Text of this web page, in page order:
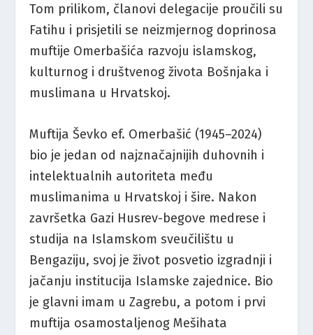
Tom prilikom, članovi delegacije proučili su
Fatihu i prisjetili se neizmjernog doprinosa
muftije Omerbašića razvoju islamskog,
kulturnog i društvenog života Bošnjaka i
muslimana u Hrvatskoj.
Muftija Ševko ef. Omerbašić (1945–2024)
bio je jedan od najznačajnijih duhovnih i
intelektualnih autoriteta među
muslimanima u Hrvatskoj i šire. Nakon
završetka Gazi Husrev-begove medrese i
studija na Islamskom sveučilištu u
Bengaziju, svoj je život posvetio izgradnji i
jačanju institucija Islamske zajednice. Bio
je glavni imam u Zagrebu, a potom i prvi
muftija osamostaljenog Mešihata